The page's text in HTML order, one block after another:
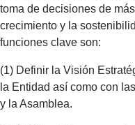
toma de decisiones de
crecimiento y la
funciones clave son:
(1) Definir la Visión
la Entidad así como con
y la Asamblea.